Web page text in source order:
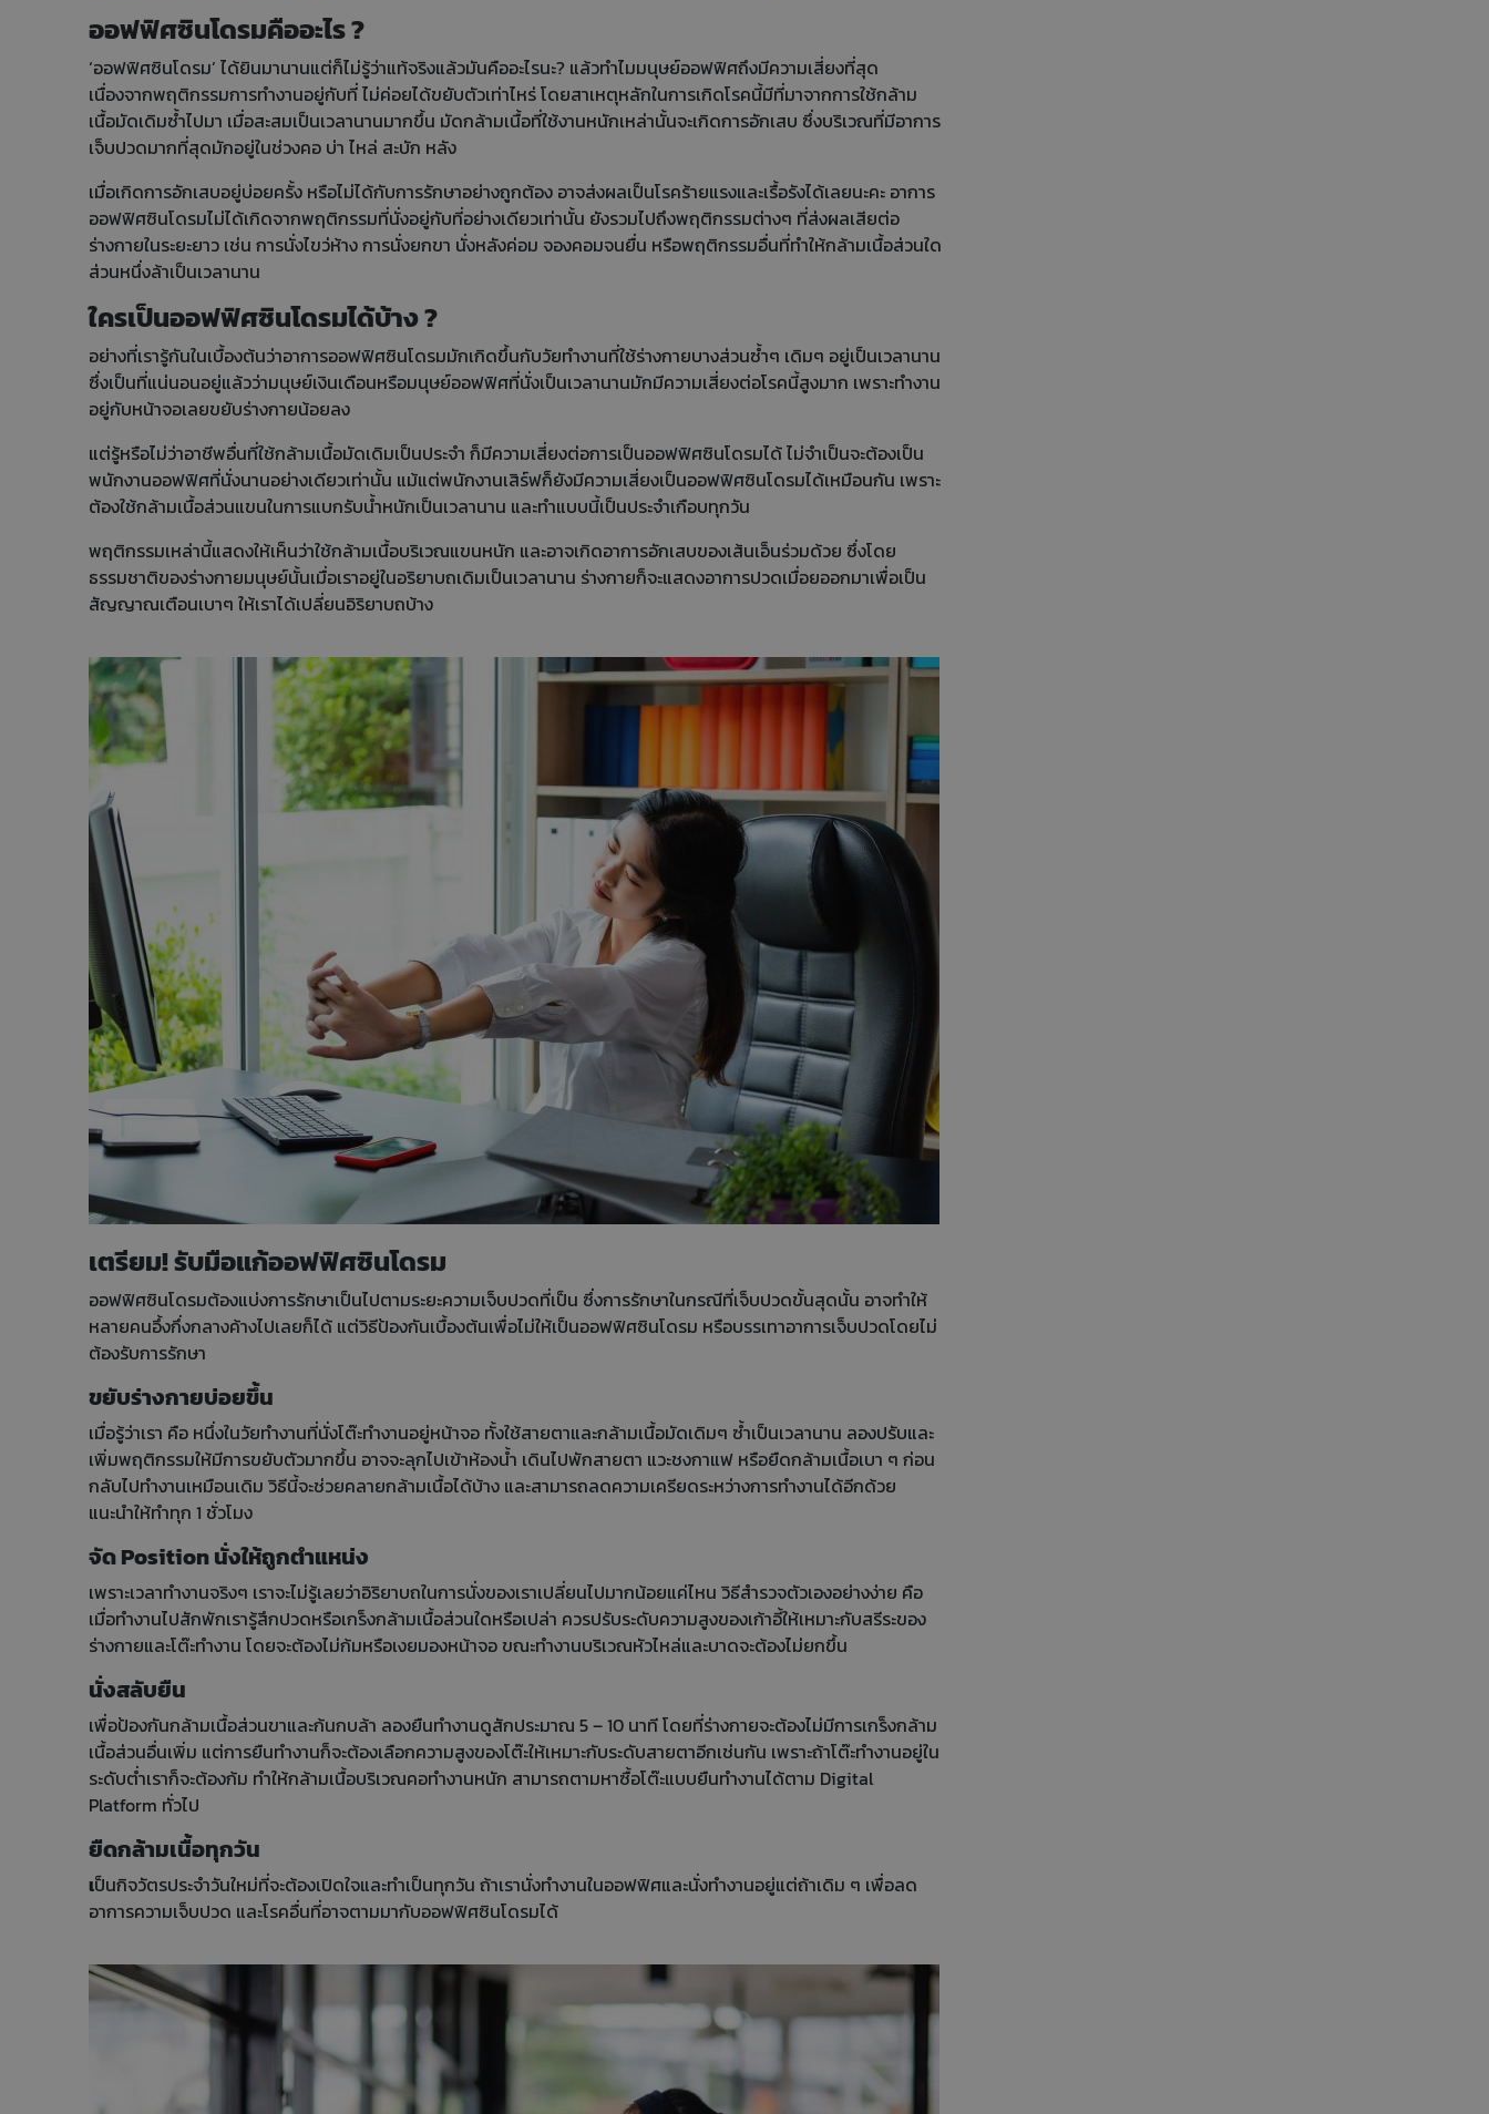
ออฟฟิศซินโดรมคืออะไร ?
‘ออฟฟิศซินโดรม’ ได้ยินมานานแต่ก็ไม่รู้ว่าแท้จริงแล้วมันคืออะไรนะ? แล้วทำไมมนุษย์ออฟฟิศถึงมีความเสี่ยงที่สุด
เนื่องจากพฤติกรรมการทำงานอยู่กับที่ ไม่ค่อยได้ขยับตัวเท่าไหร่ โดยสาเหตุหลักในการเกิดโรคนี้มีที่มาจากการใช้กล้าม
เนื้อมัดเดิมซ้ำไปมา เมื่อสะสมเป็นเวลานานมากขึ้น มัดกล้ามเนื้อที่ใช้งานหนักเหล่านั้นจะเกิดการอักเสบ ซึ่งบริเวณที่มีอาการ
เจ็บปวดมากที่สุดมักอยู่ในช่วงคอ บ่า ไหล่ สะบัก หลัง
เมื่อเกิดการอักเสบอยู่บ่อยครั้ง หรือไม่ได้กับการรักษาอย่างถูกต้อง อาจส่งผลเป็นโรคร้ายแรงและเรื้อรังได้เลยนะคะ อาการ
ออฟฟิศซินโดรมไม่ได้เกิดจากพฤติกรรมที่นั่งอยู่กับที่อย่างเดียวเท่านั้น ยังรวมไปถึงพฤติกรรมต่างๆ ที่ส่งผลเสียต่อ
ร่างกายในระยะยาว เช่น การนั่งไขว่ห้าง การนั่งยกขา นั่งหลังค่อม จองคอมจนยื่น หรือพฤติกรรมอื่นที่ทำให้กล้ามเนื้อส่วนใด
ส่วนหนึ่งล้าเป็นเวลานาน
ใครเป็นออฟฟิศซินโดรมได้บ้าง ?
อย่างที่เรารู้กันในเบื้องต้นว่าอาการออฟฟิศซินโดรมมักเกิดขึ้นกับวัยทำงานที่ใช้ร่างกายบางส่วนซ้ำๆ เดิมๆ อยู่เป็นเวลานาน
ซึ่งเป็นที่แน่นอนอยู่แล้วว่ามนุษย์เงินเดือนหรือมนุษย์ออฟฟิศที่นั่งเป็นเวลานานมักมีความเสี่ยงต่อโรคนี้สูงมาก เพราะทำงาน
อยู่กับหน้าจอเลยขยับร่างกายน้อยลง
แต่รู้หรือไม่ว่าอาชีพอื่นที่ใช้กล้ามเนื้อมัดเดิมเป็นประจำ ก็มีความเสี่ยงต่อการเป็นออฟฟิศซินโดรมได้ ไม่จำเป็นจะต้องเป็น
พนักงานออฟฟิศที่นั่งนานอย่างเดียวเท่านั้น แม้แต่พนักงานเสิร์ฟก็ยังมีความเสี่ยงเป็นออฟฟิศซินโดรมได้เหมือนกัน เพราะ
ต้องใช้กล้ามเนื้อส่วนแขนในการแบกรับน้ำหนักเป็นเวลานาน และทำแบบนี้เป็นประจำเกือบทุกวัน
พฤติกรรมเหล่านี้แสดงให้เห็นว่าใช้กล้ามเนื้อบริเวณแขนหนัก และอาจเกิดอาการอักเสบของเส้นเอ็นร่วมด้วย ซึ่งโดย
ธรรมชาติของร่างกายมนุษย์นั้นเมื่อเราอยู่ในอริยาบถเดิมเป็นเวลานาน ร่างกายก็จะแสดงอาการปวดเมื่อยออกมาเพื่อเป็น
สัญญาณเตือนเบาๆ ให้เราได้เปลี่ยนอิริยาบถบ้าง
เตรียม! รับมือแก้ออฟฟิศซินโดรม
ออฟฟิศซินโดรมต้องแบ่งการรักษาเป็นไปตามระยะความเจ็บปวดที่เป็น ซึ่งการรักษาในกรณีที่เจ็บปวดขั้นสุดนั้น อาจทำให้
หลายคนอึ้งกึ่งกลางค้างไปเลยก็ได้ แต่วิธีป้องกันเบื้องต้นเพื่อไม่ให้เป็นออฟฟิศซินโดรม หรือบรรเทาอาการเจ็บปวดโดยไม่
ต้องรับการรักษา
ขยับร่างกายบ่อยขึ้น
เมื่อรู้ว่าเรา คือ หนึ่งในวัยทำงานที่นั่งโต๊ะทำงานอยู่หน้าจอ ทั้งใช้สายตาและกล้ามเนื้อมัดเดิมๆ ซ้ำเป็นเวลานาน ลองปรับและ
เพิ่มพฤติกรรมให้มีการขยับตัวมากขึ้น อาจจะลุกไปเข้าห้องน้ำ เดินไปพักสายตา แวะชงกาแฟ หรือยืดกล้ามเนื้อเบา ๆ ก่อน
กลับไปทำงานเหมือนเดิม วิธีนี้จะช่วยคลายกล้ามเนื้อได้บ้าง และสามารถลดความเครียดระหว่างการทำงานได้อีกด้วย
แนะนำให้ทำทุก 1 ชั่วโมง
จัด Position นั่งให้ถูกตำแหน่ง
เพราะเวลาทำงานจริงๆ เราจะไม่รู้เลยว่าอิริยาบถในการนั่งของเราเปลี่ยนไปมากน้อยแค่ไหน วิธีสำรวจตัวเองอย่างง่าย คือ
เมื่อทำงานไปสักพักเรารู้สึกปวดหรือเกร็งกล้ามเนื้อส่วนใดหรือเปล่า ควรปรับระดับความสูงของเก้าอี้ให้เหมาะกับสรีระของ
ร่างกายและโต๊ะทำงาน โดยจะต้องไม่ก้มหรือเงยมองหน้าจอ ขณะทำงานบริเวณหัวไหล่และบาดจะต้องไม่ยกขึ้น
นั่งสลับยืน
เพื่อป้องกันกล้ามเนื้อส่วนขาและก้นกบล้า ลองยืนทำงานดูสักประมาณ 5 – 10 นาที โดยที่ร่างกายจะต้องไม่มีการเกร็งกล้าม
เนื้อส่วนอื่นเพิ่ม แต่การยืนทำงานก็จะต้องเลือกความสูงของโต๊ะให้เหมาะกับระดับสายตาอีกเช่นกัน เพราะถ้าโต๊ะทำงานอยู่ใน
ระดับต่ำเราก็จะต้องก้ม ทำให้กล้ามเนื้อบริเวณคอทำงานหนัก สามารถตามหาซื้อโต๊ะแบบยืนทำงานได้ตาม Digital
Platform ทั่วไป
ยืดกล้ามเนื้อทุกวัน
เป็นกิจวัตรประจำวันใหม่ที่จะต้องเปิดใจและทำเป็นทุกวัน ถ้าเรานั่งทำงานในออฟฟิศและนั่งทำงานอยู่แต่ถ้าเดิม ๆ เพื่อลด
อาการความเจ็บปวด และโรคอื่นที่อาจตามมากับออฟฟิศซินโดรมได้